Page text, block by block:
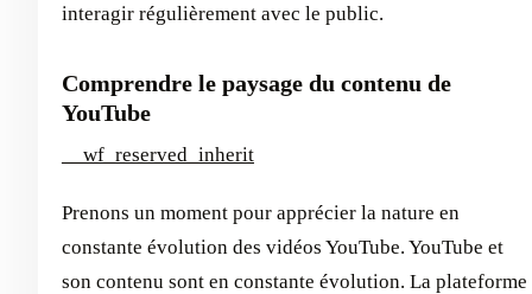
interagir régulièrement avec le public.
Comprendre le paysage du contenu de
YouTube
__wf_reserved_inherit
Prenons un moment pour apprécier la nature en
constante évolution des vidéos YouTube. YouTube et
son contenu sont en constante évolution. La plateforme